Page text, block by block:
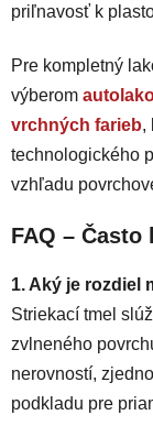
priľnavosť k
Pre kompletný
výberom
vrchných farieb,
technologického
vzhľadu
FAQ – Často
1. Aký je rozdiel
Striekací tmel
zvlneného
nerovností,
podkladu pre